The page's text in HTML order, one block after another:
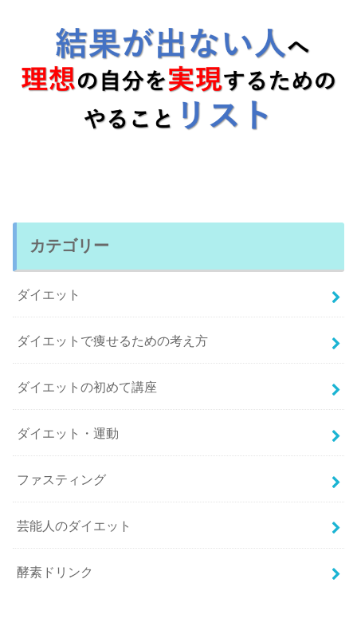
カテゴリー
ダイエット
ダイエットで痩せるための考え方
ダイエットの初めて講座
ダイエット・運動
ファスティング
芸能人のダイエット
酵素ドリンク